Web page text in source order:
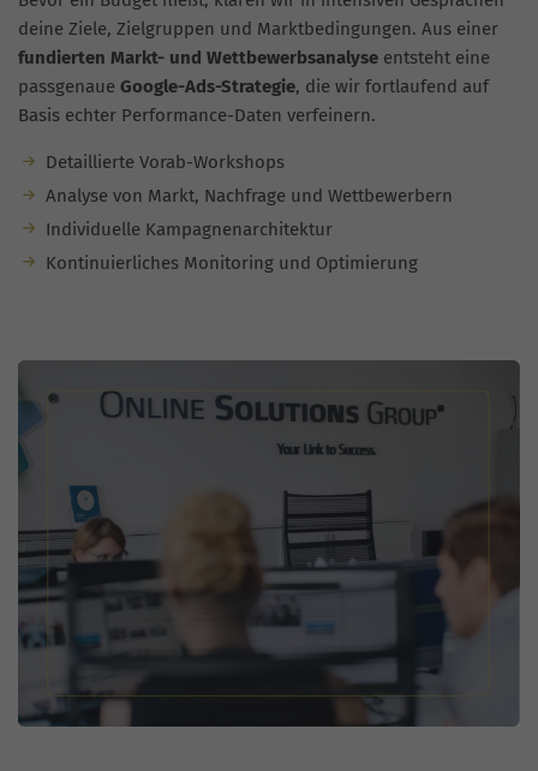
deine Ziele, Zielgruppen und Marktbedingungen. Aus einer
fundierten Markt- und Wettbewerbsanalyse entsteht eine
passgenaue Google-Ads-Strategie, die wir fortlaufend auf
Basis echter Performance-Daten verfeinern.
Detaillierte Vorab-Workshops
Analyse von Markt, Nachfrage und Wettbewerbern
Individuelle Kampagnenarchitektur
Kontinuierliches Monitoring und Optimierung